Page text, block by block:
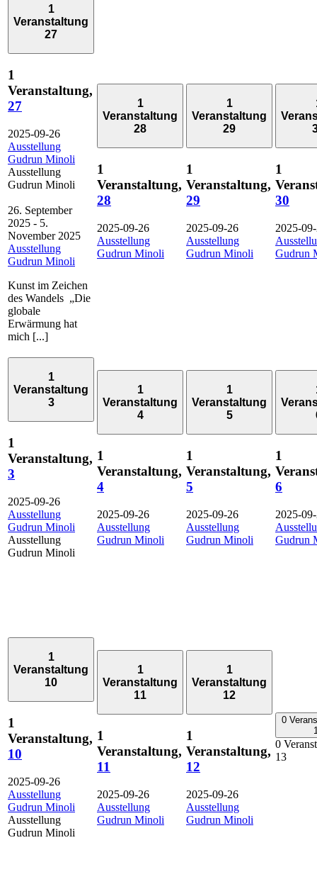
1
Veranstaltung
27
1
Veranstaltung,
27
2025-09-26
Ausstellung
Gudrun Minoli
Ausstellung
Gudrun Minoli
26. September
2025 - 5.
November 2025
Ausstellung
Gudrun Minoli
Kunst im Zeichen
des Wandels „Die
globale
Erwärmung hat
mich [...]
1
Veranstaltung
28
1
Veranstaltung,
28
2025-09-26
Ausstellung
Gudrun Minoli
1
Veranstaltung
29
1
Veranstaltung,
29
2025-09-26
Ausstellung
Gudrun Minoli
1
30
2025-
Gudrun
1
Veranstaltung
3
1
Veranstaltung,
3
2025-09-26
Ausstellung
Gudrun Minoli
Ausstellung
Gudrun Minoli
1
Veranstaltung
4
1
Veranstaltung,
4
2025-09-26
Ausstellung
Gudrun Minoli
1
Veranstaltung
5
1
Veranstaltung,
5
2025-09-26
Ausstellung
Gudrun Minoli
1
6
2025-
Gudrun
1
Veranstaltung
10
1
Veranstaltung,
10
2025-09-26
Ausstellung
Gudrun Minoli
Ausstellung
Gudrun Minoli
1
Veranstaltung
11
1
Veranstaltung,
11
2025-09-26
Ausstellung
Gudrun Minoli
1
Veranstaltung
12
1
Veranstaltung,
12
2025-09-26
Ausstellung
Gudrun Minoli
0
0
13